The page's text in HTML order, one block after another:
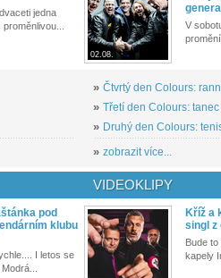
jedna
02.08.
V
» Čtvrtý den Colours:
» Třetí den Colours:
» Druhý den Colours:
» zobrazit více...
pod
klubu
I letos se
VIDEOKLIPY
Kříž a
singl z
Bude
kapely